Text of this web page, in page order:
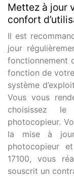
Mettez à jour
confort
Il est
jour
fonctionnement
fonction de
système
Vous vous
choisissez
photocopieur.
la mise à
photocopieur
17100, vous
souscrit un